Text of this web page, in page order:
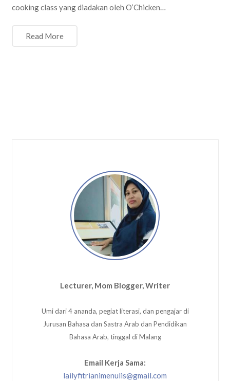
cooking class yang diadakan oleh O’Chicken…
Read More
Lecturer, Mom Blogger, Writer
Umi dari 4 ananda, pegiat literasi, dan pengajar di
Jurusan Bahasa dan Sastra Arab dan Pendidikan
Bahasa Arab, tinggal di Malang
Email Kerja Sama:
lailyfitrianimenulis@gmail.com